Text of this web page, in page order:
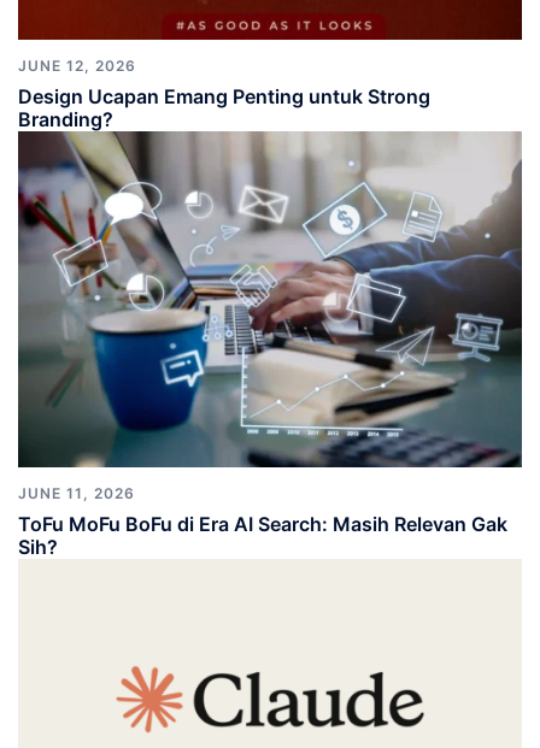
JUNE 12, 2026
Design Ucapan Emang Penting untuk Strong
Branding?
JUNE 11, 2026
ToFu MoFu BoFu di Era AI Search: Masih Relevan Gak
Sih?